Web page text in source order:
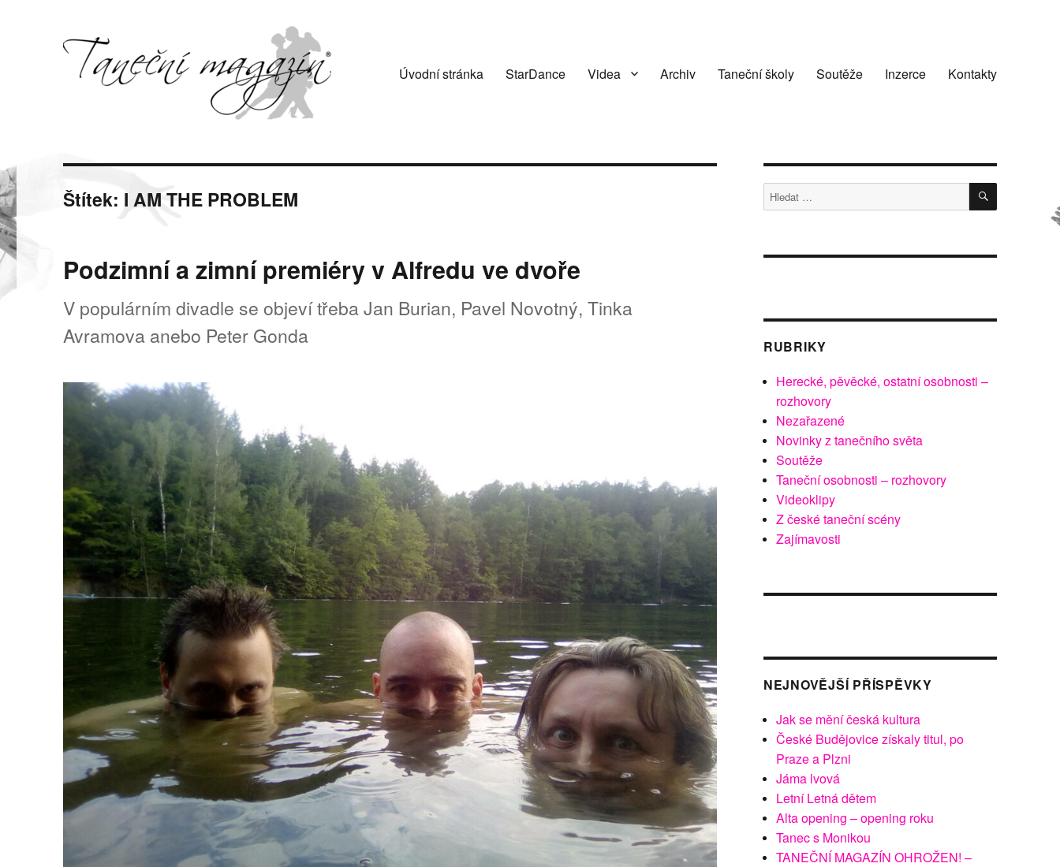
Úvodní stránka StarDance Videa Archiv Taneční školy Soutěže Inzerce Kontakty
Štítek: I AM THE PROBLEM
Podzimní a zimní premiéry v Alfredu ve dvoře
V populárním divadle se objeví třeba Jan Burian, Pavel Novotný, Tinka
Avramova anebo Peter Gonda
Hledat: HLEDÁNÍ
RUBRIKY
Herecké, pěvěcké, ostatní osobnosti –
rozhovory
Nezařazené
Novinky z tanečního světa
Soutěže
Taneční osobnosti – rozhovory
Videoklipy
Z české taneční scény
Zajímavosti
NEJNOVĚJŠÍ PŘÍSPĚVKY
Jak se mění česká kultura
České Budějovice získaly titul, po
Praze a Plzni
Jáma lvová
Letní Letná dětem
Alta opening – opening roku
Tanec s Monikou
TANEČNÍ MAGAZÍN OHROŽEN! –